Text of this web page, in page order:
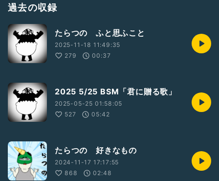
ウソで塗り固めた 日常の生活
黒く塗り潰した 異常な絵を描く
「過去は変えられないけど 未来は変えられる」というけど
変えなきゃいけないのは この生きてる そう今だろ
自分を誤魔化すのは止しな
ここから逆転再生 REVERSE
※ ここから↑
過去の収録
たらつの ふと思ふこと
2025-11-18 11:49:35
279
00:37
2025 5/25 BSM「君に贈る歌」
2025-05-25 01:58:05
527
05:42
たらつの 好きなもの
2024-11-17 17:17:55
868
02:48